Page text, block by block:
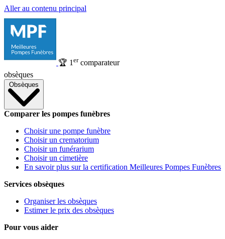
Aller au contenu principal
🏆 1 ercomparateur
obsèques
Obsèques
Comparer les pompes funèbres
Choisir une pompe funèbre
Choisir un crematorium
Choisir un funérarium
Choisir un cimetière
En savoir plus sur la certification Meilleures Pompes Funèbres
Services obsèques
Organiser les obsèques
Estimer le prix des obsèques
Pour vous aider